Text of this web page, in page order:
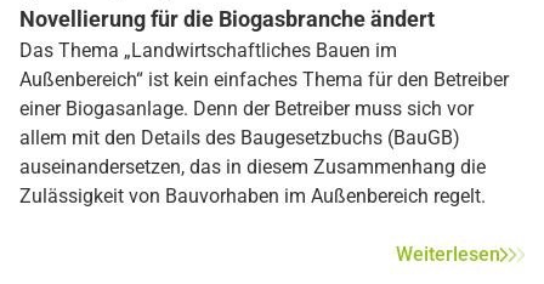
Novellierung für die Biogasbranche ändert
Das Thema „Landwirtschaftliches Bauen im
Außenbereich“ ist kein einfaches Thema für den Betreiber
einer Biogasanlage. Denn der Betreiber muss sich vor
allem mit den Details des Baugesetzbuchs (BauGB)
auseinandersetzen, das in diesem Zusammenhang die
Zulässigkeit von Bauvorhaben im Außenbereich regelt.
Weiterlesen